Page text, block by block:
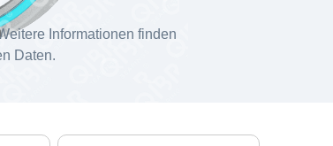
Informationen finden
Daten.